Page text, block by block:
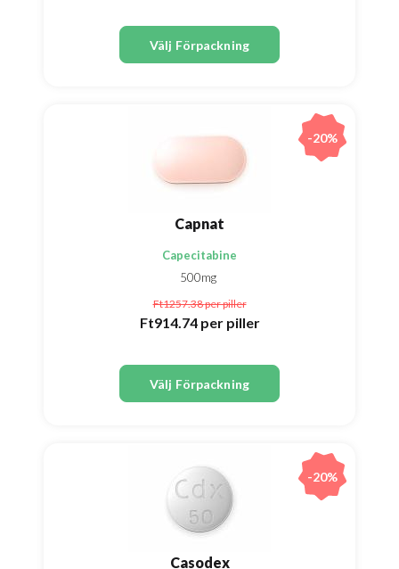
Välj Förpackning
Capnat
Capecitabine
500mg
Ft1257.38per piller
Ft914.74 per piller
Välj Förpackning
-20%
Casodex
-20%